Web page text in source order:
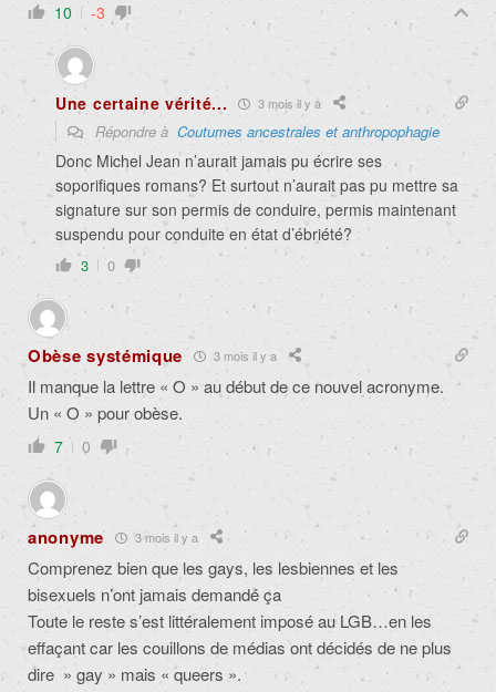
10 -3
Une certaine vérité... 3 mois il y a
Répondre à Coutumes ancestrales et anthropophagie
Donc Michel Jean n’aurait jamais pu écrire ses
soporifiques romans? Et surtout n’aurait pas pu mettre sa
signature sur son permis de conduire, permis maintenant
suspendu pour conduite en état d’ébriété?
3 0
Obèse systémique 3 mois il y a
Il manque la lettre « O » au début de ce nouvel acronyme.
Un « O » pour obèse.
7 0
anonyme 3 mois il y a
Comprenez bien que les gays, les lesbiennes et les
bisexuels n’ont jamais demandé ça
Toute le reste s’est littéralement imposé au LGB…en les
effaçant car les couillons de médias ont décidés de ne plus
dire » gay » mais « queers ».